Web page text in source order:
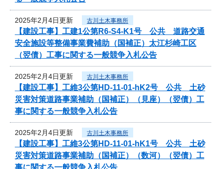
2025年2月4日更新 古川土木事務所
【建設工事】工建1公第R6-S4-K1号 公共 道路交通
安全施設等整備事業費補助（国補正）太江杉崎工区
（翌債）工事に関する一般競争入札公告
2025年2月4日更新 古川土木事務所
【建設工事】工維3公第HD-11-01-hK2号 公共 土砂
災害対策道路事業補助（国補正）（見座）（翌債）工
事に関する一般競争入札公告
2025年2月4日更新 古川土木事務所
【建設工事】工維3公第HD-11-01-hK1号 公共 土砂
災害対策道路事業補助（国補正）（数河）（翌債）工
事に関する一般競争入札公告